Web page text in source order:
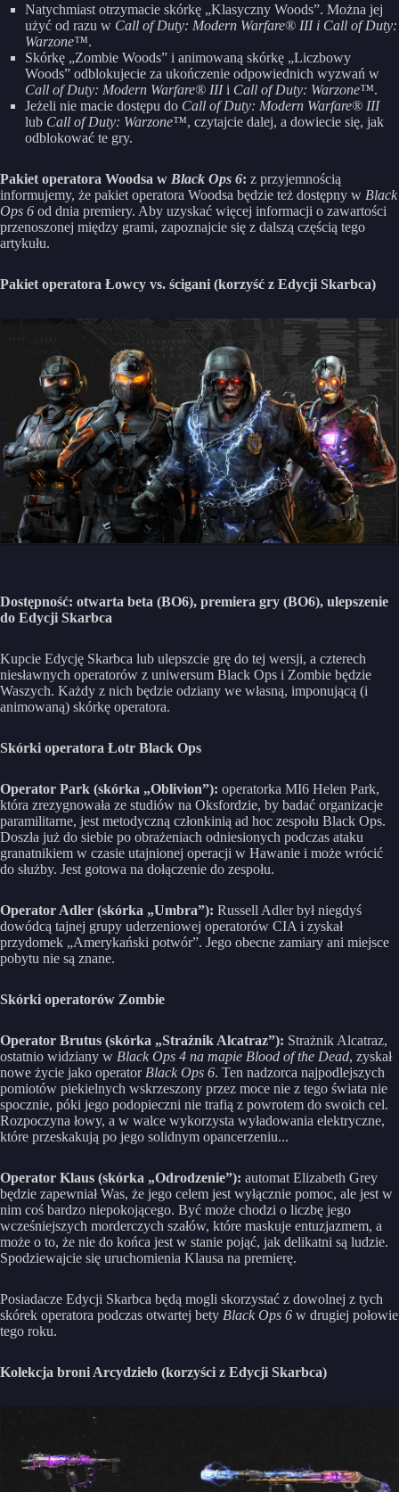
Natychmiast otrzymacie skórkę „Klasyczny Woods”. Można jej
użyć od razu w Call of Duty: Modern Warfare® III i Call of Duty:
Warzone™.
Skórkę „Zombie Woods” i animowaną skórkę „Liczbowy
Woods” odblokujecie za ukończenie odpowiednich wyzwań w
Call of Duty: Modern Warfare® IIIi Call of Duty: Warzone™.
Jeżeli nie macie dostępu do Call of Duty: Modern Warfare® III
lub Call of Duty: Warzone™, czytajcie dalej, a dowiecie się, jak
odblokować te gry.
Pakiet operatora Woodsa w Black Ops 6: z przyjemnością
informujemy, że pakiet operatora Woodsa będzie też dostępny w Black
Ops 6 od dnia premiery. Aby uzyskać więcej informacji o zawartości
przenoszonej między grami, zapoznajcie się z dalszą częścią tego
artykułu.
Pakiet operatora Łowcy vs. ścigani (korzyść z Edycji Skarbca)
Dostępność: otwarta beta (BO6), premiera gry (BO6), ulepszenie
do Edycji Skarbca
Kupcie Edycję Skarbca lub ulepszcie grę do tej wersji, a czterech
niesławnych operatorów z uniwersum Black Ops i Zombie będzie
Waszych. Każdy z nich będzie odziany we własną, imponującą (i
animowaną) skórkę operatora.
Skórki operatora Łotr Black Ops
Operator Park (skórka „Oblivion”): operatorka MI6 Helen Park,
która zrezygnowała ze studiów na Oksfordzie, by badać organizacje
paramilitarne, jest metodyczną członkinią ad hoc zespołu Black Ops.
Doszła już do siebie po obrażeniach odniesionych podczas ataku
granatnikiem w czasie utajnionej operacji w Hawanie i może wrócić
do służby. Jest gotowa na dołączenie do zespołu.
Operator Adler (skórka „Umbra”): Russell Adler był niegdyś
dowódcą tajnej grupy uderzeniowej operatorów CIA i zyskał
przydomek „Amerykański potwór”. Jego obecne zamiary ani miejsce
pobytu nie są znane.
Skórki operatorów Zombie
Operator Brutus (skórka „Strażnik Alcatraz”): Strażnik Alcatraz,
ostatnio widziany w Black Ops 4 na mapie Blood of the Dead, zyskał
nowe życie jako operator Black Ops 6. Ten nadzorca najpodlejszych
pomiotów piekielnych wskrzeszony przez moce nie z tego świata nie
spocznie, póki jego podopieczni nie trafią z powrotem do swoich cel.
Rozpoczyna łowy, a w walce wykorzysta wyładowania elektryczne,
które przeskakują po jego solidnym opancerzeniu...
Operator Klaus (skórka „Odrodzenie”): automat Elizabeth Grey
będzie zapewniał Was, że jego celem jest wyłącznie pomoc, ale jest w
nim coś bardzo niepokojącego. Być może chodzi o liczbę jego
wcześniejszych morderczych szałów, które maskuje entuzjazmem, a
może o to, że nie do końca jest w stanie pojąć, jak delikatni są ludzie.
Spodziewajcie się uruchomienia Klausa na premierę.
Posiadacze Edycji Skarbca będą mogli skorzystać z dowolnej z tych
skórek operatora podczas otwartej bety Black Ops 6 w drugiej połowie
tego roku.
Kolekcja broni Arcydzieło (korzyści z Edycji Skarbca)